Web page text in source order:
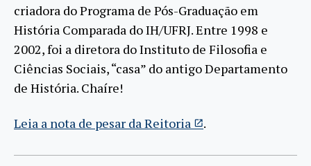
criadora do Programa de Pós-Graduação em
História Comparada do IH/UFRJ. Entre 1998 e
2002, foi a diretora do Instituto de Filosofia e
Ciências Sociais, “casa” do antigo Departamento
de História. Chaíre!
Leia a nota de pesar da Reitoria .